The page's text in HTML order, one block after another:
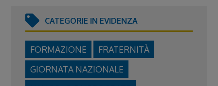
CATEGORIE IN EVIDENZA
FORMAZIONE
FRATERNITÀ
GIORNATA NAZIONALE